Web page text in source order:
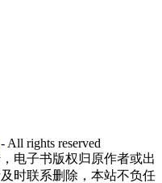
- All rights reserved
电子书版权归原作者或出
时联系删除，本站不负任